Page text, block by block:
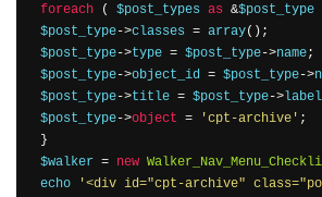
foreach
( $post_types as &$post_type
$post_type->classes = array();
$post_type->type = $post_type->name;
$post_type->object_id = $post_type->
$post_type->title = $post_type->
$post_type->object = 'cpt-archive' ;
}
$walker = new
echo
'<div id="cpt-archive"